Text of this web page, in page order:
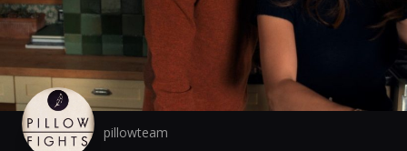
pillowteam